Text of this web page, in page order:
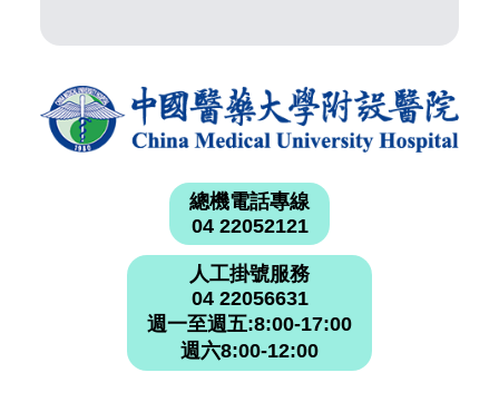
總機電話專線
04 22052121
人工掛號服務
04 22056631
週一至週五:8:00-17:00
週六8:00-12:00